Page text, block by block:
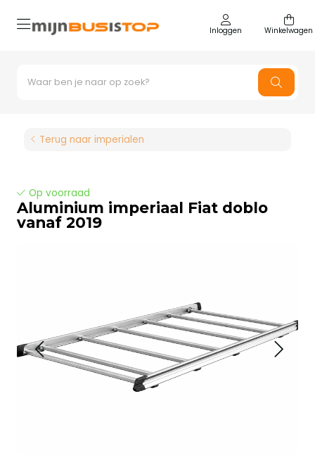
Inloggen Winkelwagen
Terug naar imperialen
Op voorraad
Aluminium imperiaal Fiat doblo
vanaf 2019